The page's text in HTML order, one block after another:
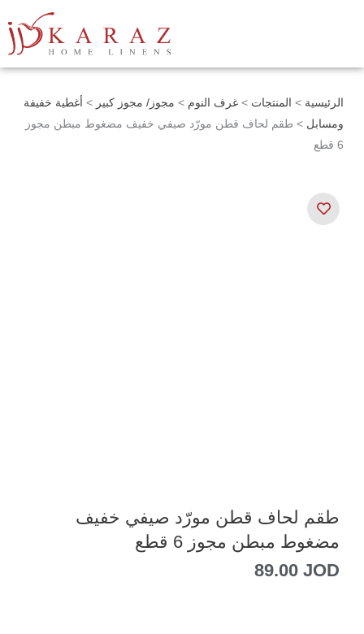
الرئيسية > المنتجات > غرف النوم > مجوز/ مجوز كبير > أغطية خفيفة
ومسابل > طقم لحاف قطن مورّد صيفي خفيف مضغوط مبطن مجوز
6 قطع
طقم لحاف قطن مورّد صيفي خفيف
مضغوط مبطن مجوز 6 قطع
89.00 JOD